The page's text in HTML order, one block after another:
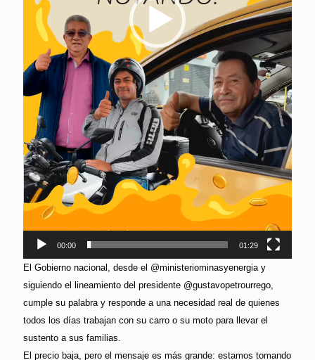
00:00 01:29
El Gobierno nacional, desde el @ministeriominasyenergia y
siguiendo el lineamiento del presidente @gustavopetrourrego,
cumple su palabra y responde a una necesidad real de quienes
todos los días trabajan con su carro o su moto para llevar el
sustento a sus familias.
El precio baja, pero el mensaje es más grande: estamos tomando